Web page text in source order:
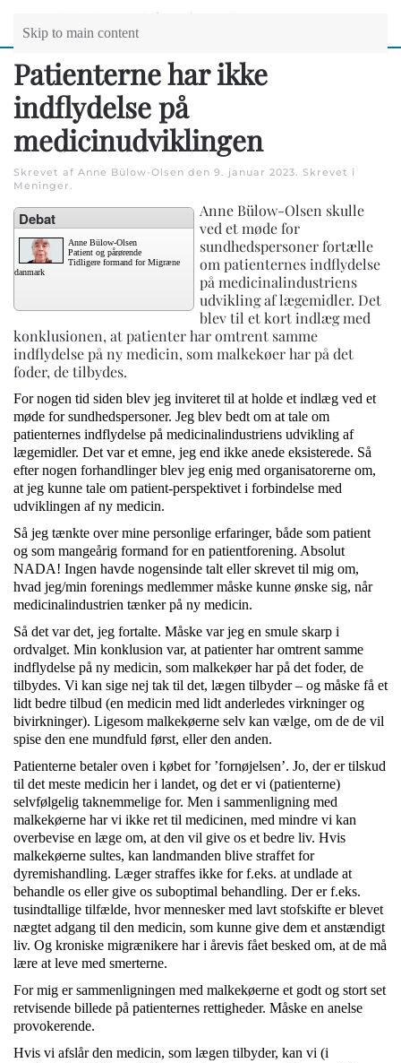
Skip to main content
Patienterne har ikke
indflydelse på
medicinudviklingen
Skrevet af Anne Bülow-Olsen den 9. januar 2023. Skrevet i
Meninger.
Debat
Anne Bülow-Olsen
Patient og pårørende
Tidligere formand for Migræne
danmark
Anne Bülow-Olsen skulle
ved et møde for
sundhedspersoner fortælle
om patienternes indflydelse
på medicinalindustriens
udvikling af lægemidler. Det
blev til et kort indlæg med
konklusionen, at patienter har omtrent samme
indflydelse på ny medicin, som malkekøer har på det
foder, de tilbydes.
For nogen tid siden blev jeg inviteret til at holde et indlæg ved et
møde for sundhedspersoner. Jeg blev bedt om at tale om
patienternes indflydelse på medicinalindustriens udvikling af
lægemidler. Det var et emne, jeg end ikke anede eksisterede. Så
efter nogen forhandlinger blev jeg enig med organisatorerne om,
at jeg kunne tale om patient-perspektivet i forbindelse med
udviklingen af ny medicin.
Så jeg tænkte over mine personlige erfaringer, både som patient
og som mangeårig formand for en patientforening. Absolut
NADA! Ingen havde nogensinde talt eller skrevet til mig om,
hvad jeg/min forenings medlemmer måske kunne ønske sig, når
medicinalindustrien tænker på ny medicin.
Så det var det, jeg fortalte. Måske var jeg en smule skarp i
ordvalget. Min konklusion var, at patienter har omtrent samme
indflydelse på ny medicin, som malkekøer har på det foder, de
tilbydes. Vi kan sige nej tak til det, lægen tilbyder – og måske få et
lidt bedre tilbud (en medicin med lidt anderledes virkninger og
bivirkninger). Ligesom malkekøerne selv kan vælge, om de de vil
spise den ene mundfuld først, eller den anden.
Patienterne betaler oven i købet for ’fornøjelsen’. Jo, der er tilskud
til det meste medicin her i landet, og det er vi (patienterne)
selvfølgelig taknemmelige for. Men i sammenligning med
malkekøerne har vi ikke ret til medicinen, med mindre vi kan
overbevise en læge om, at den vil give os et bedre liv. Hvis
malkekøerne sultes, kan landmanden blive straffet for
dyremishandling. Læger straffes ikke for f.eks. at undlade at
behandle os eller give os suboptimal behandling. Der er f.eks.
tusindtallige tilfælde, hvor mennesker med lavt stofskifte er blevet
nægtet adgang til den medicin, som kunne give dem et anstændigt
liv. Og kroniske migrænikere har i årevis fået besked om, at de må
lære at leve med smerterne.
For mig er sammenligningen med malkekøerne et godt og stort set
retvisende billede på patienternes rettigheder. Måske en anelse
provokerende.
Hvis vi afslår den medicin, som lægen tilbyder, kan vi (i